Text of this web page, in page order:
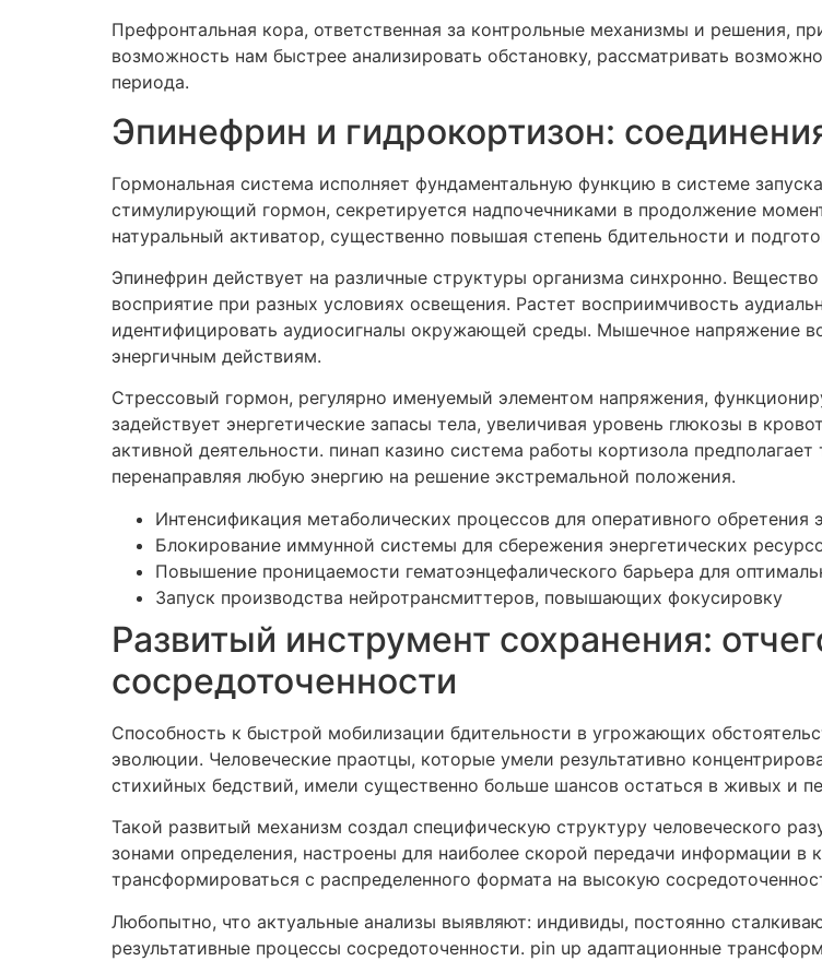
Префронтальная кора, ответственная за контрольные механизмы и решения,
возможность нам быстрее анализировать обстановку, рассматривать
периода.
Эпинефрин и гидрокортизон:
Гормональная система исполняет фундаментальную функцию в системе
стимулирующий гормон, секретируется надпочечниками в продолжение
натуральный активатор, существенно повышая степень бдительности и
Эпинефрин действует на различные структуры организма синхронно.
восприятие при разных условиях освещения. Растет восприимчивость
идентифицировать аудиосигналы окружающей среды. Мышечное напряжение
энергичным действиям.
Стрессовый гормон, регулярно именуемый элементом напряжения,
задействует энергетические запасы тела, увеличивая уровень глюкозы в
активной деятельности. пинап казино система работы кортизола
перенаправляя любую энергию на решение экстремальной положения.
Интенсификация метаболических процессов для оперативного обретения
Блокирование иммунной системы для сбережения энергетических
Повышение проницаемости гематоэнцефалического барьера для
Запуск производства нейротрансмиттеров, повышающих фокусировку
Развитый инструмент сохранения:
сосредоточенности
Способность к быстрой мобилизации бдительности в угрожающих
эволюции. Человеческие праотцы, которые умели результативно
стихийных бедствий, имели существенно больше шансов остаться в живых и
Такой развитый механизм создал специфическую структуру человеческого
зонами определения, настроены для наиболее скорой передачи информации в
трансформироваться с распределенного формата на высокую
Любопытно, что актуальные анализы выявляют: индивиды, постоянно
результативные процессы сосредоточенности. pin up адаптационные